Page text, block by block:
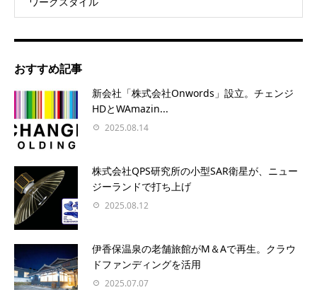
おすすめ記事
新会社「株式会社Onwords」設立。チェンジ
HDとWAmazin...
2025.08.14
株式会社QPS研究所の小型SAR衛星が、ニュー
ジーランドで打ち上げ
2025.08.12
伊香保温泉の老舗旅館がM＆Aで再生。クラウ
ドファンディングを活用
2025.07.07